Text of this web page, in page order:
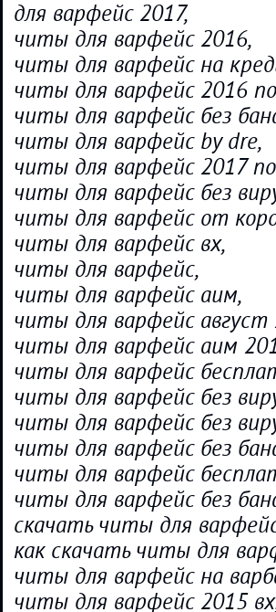
для варфейс 2017,
читы для варфейс 2016,
читы для варфейс на
читы для варфейс 2016
читы для варфейс без
читы для варфейс by dre,
читы для варфейс 2017
читы для варфейс без
читы для варфейс от
читы для варфейс вх,
читы для варфейс,
читы для варфейс аим,
читы для варфейс август
читы для варфейс аим
читы для варфейс
читы для варфейс без
читы для варфейс без
читы для варфейс без
читы для варфейс
читы для варфейс без
скачать читы для
как скачать читы для
читы для варфейс на
читы для варфейс 2015